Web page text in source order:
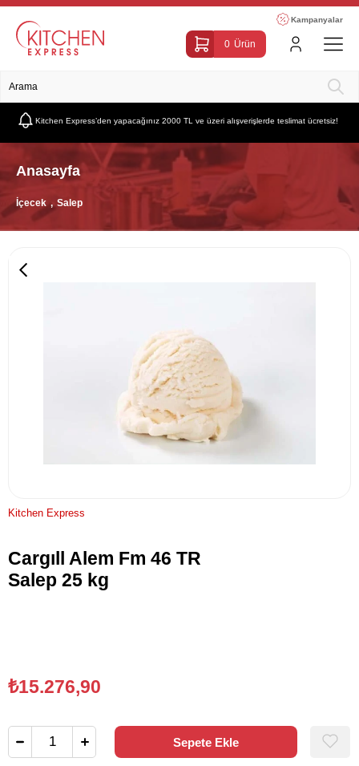
Kampanyalar
0 Ürün
Kitchen Express’den yapacağınız 2000 TL ve üzeri alışverişlerde teslimat ücretsiz!
Anasayfa
İçecek Salep
Kitchen Express
Cargıll Alem Fm 46 TR
Salep 25 kg
₺15.276,90